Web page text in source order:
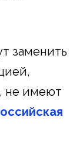
заменить
не имеют